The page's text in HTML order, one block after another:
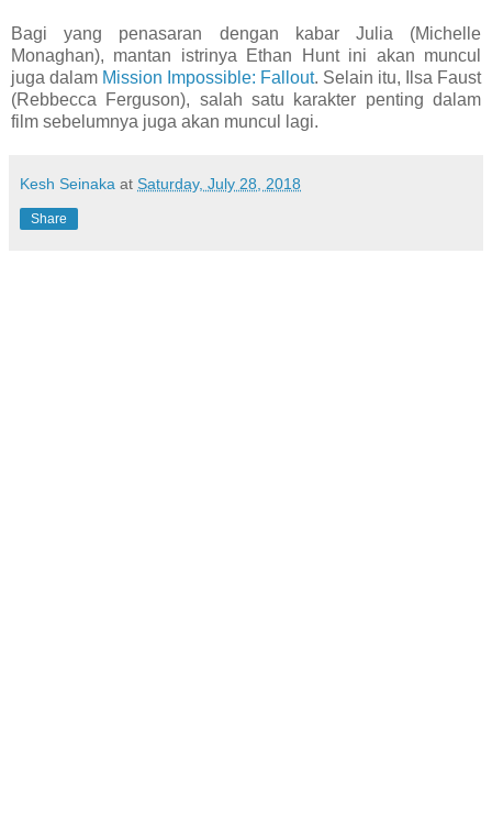
Bagi yang penasaran dengan kabar Julia (Michelle
Monaghan), mantan istrinya Ethan Hunt ini akan muncul
juga dalam Mission Impossible: Fallout. Selain itu, Ilsa Faust
(Rebbecca Ferguson), salah satu karakter penting dalam
film sebelumnya juga akan muncul lagi.
Kesh Seinaka at Saturday, July 28, 2018
Share